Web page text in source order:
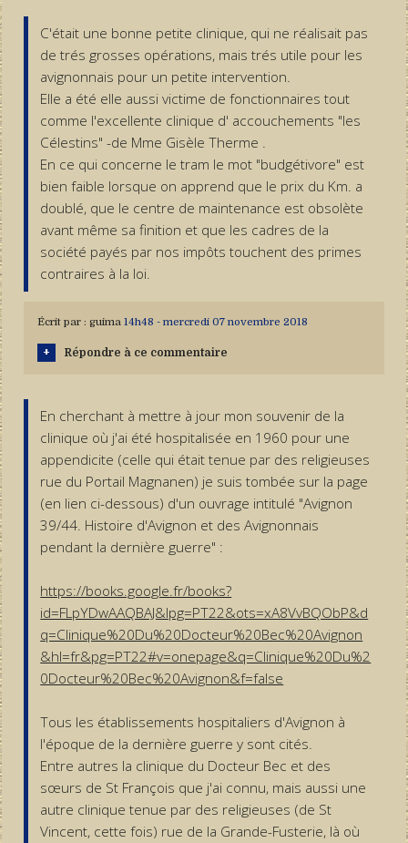
C'était une bonne petite clinique, qui ne réalisait pas
de trés grosses opérations, mais trés utile pour les
avignonnais pour un petite intervention.
Elle a été elle aussi victime de fonctionnaires tout
comme l'excellente clinique d' accouchements "les
Célestins" -de Mme Gisèle Therme .
En ce qui concerne le tram le mot "budgétivore" est
bien faible lorsque on apprend que le prix du Km. a
doublé, que le centre de maintenance est obsolète
avant même sa finition et que les cadres de la
société payés par nos impôts touchent des primes
contraires à la loi.
Écrit par : guima 14h48 - mercredi 07 novembre 2018
Répondre à ce commentaire
En cherchant à mettre à jour mon souvenir de la
clinique où j'ai été hospitalisée en 1960 pour une
appendicite (celle qui était tenue par des religieuses
rue du Portail Magnanen) je suis tombée sur la page
(en lien ci-dessous) d'un ouvrage intitulé "Avignon
39/44. Histoire d'Avignon et des Avignonnais
pendant la dernière guerre" :
https://books.google.fr/books?
id=FLpYDwAAQBAJ&lpg=PT22&ots=xA8VvBQObP&d
q=Clinique%20Du%20Docteur%20Bec%20Avignon
&hl=fr&pg=PT22#v=onepage&q=Clinique%20Du%2
0Docteur%20Bec%20Avignon&f=false
Tous les établissements hospitaliers d'Avignon à
l'époque de la dernière guerre y sont cités.
Entre autres la clinique du Docteur Bec et des
sœurs de St François que j'ai connu, mais aussi une
autre clinique tenue par des religieuses (de St
Vincent, cette fois) rue de la Grande-Fusterie, là où